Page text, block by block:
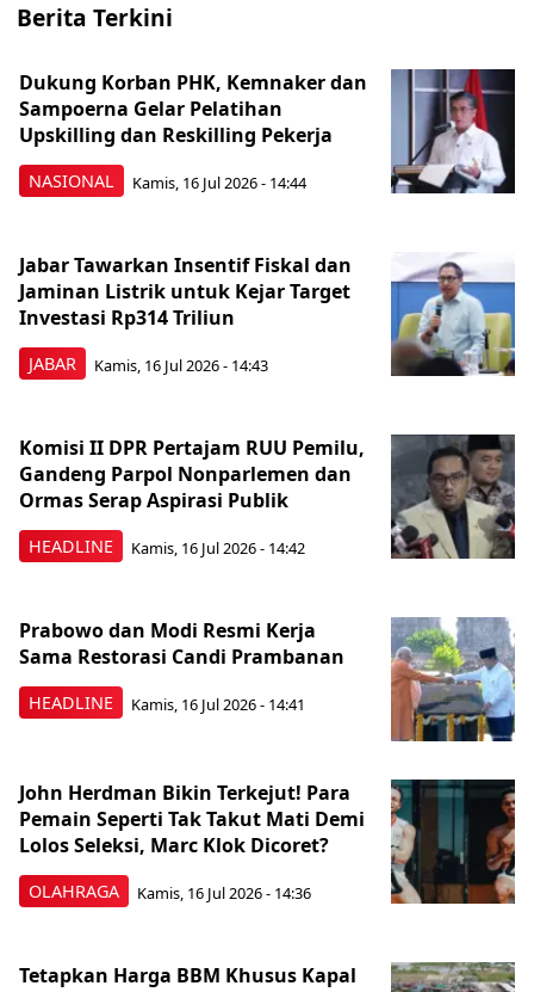
Berita Terkini
NASIONAL
Dukung Korban PHK, Kemnaker dan
Sampoerna Gelar Pelatihan
Upskilling dan Reskilling Pekerja
Kamis, 16 Jul 2026 - 14:44
JABAR
Jabar Tawarkan Insentif Fiskal dan
Jaminan Listrik untuk Kejar Target
Investasi Rp314 Triliun
Kamis, 16 Jul 2026 - 14:43
HEADLINE
Komisi II DPR Pertajam RUU Pemilu,
Gandeng Parpol Nonparlemen dan
Ormas Serap Aspirasi Publik
Kamis, 16 Jul 2026 - 14:42
HEADLINE
Prabowo dan Modi Resmi Kerja
Sama Restorasi Candi Prambanan
Kamis, 16 Jul 2026 - 14:41
OLAHRAGA
John Herdman Bikin Terkejut! Para
Pemain Seperti Tak Takut Mati Demi
Lolos Seleksi, Marc Klok Dicoret?
Kamis, 16 Jul 2026 - 14:36
Tetapkan Harga BBM Khusus Kapal